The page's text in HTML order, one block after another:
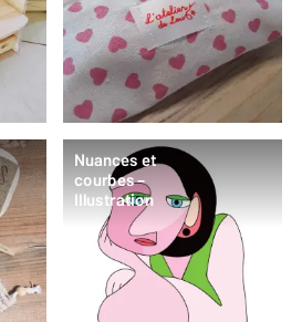
Nuances et
courbes –
Illustration